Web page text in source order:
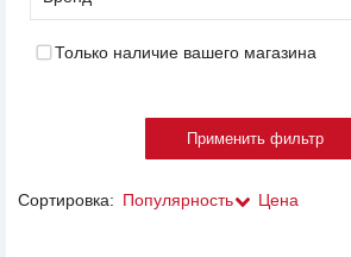
Только наличие вашего магазина
Сортировка: Популярность Цена